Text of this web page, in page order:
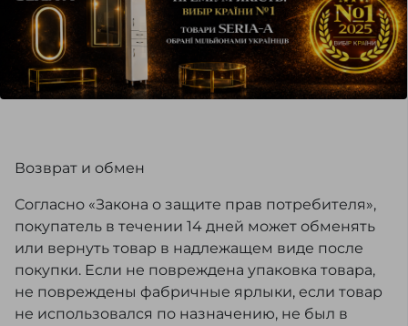
Возврат и обмен
Согласно «Закона о защите прав потребителя»,
покупатель в течении 14 дней может обменять
или вернуть товар в надлежащем виде после
покупки. Если не повреждена упаковка товара,
не повреждены фабричные ярлыки, если товар
не использовался по назначению, не был в